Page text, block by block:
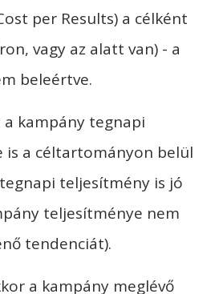
per Results) a célként
vagy az alatt van) - a
beleértve.
a kampány tegnapi
is a céltartományon belül
teljesítmény is jó
teljesítménye nem
tendenciát).
a kampány meglévő